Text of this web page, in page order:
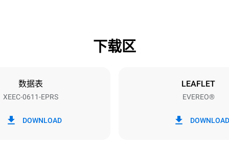
烤盘尺寸
下载区
数据表
XEEC-0611-EPRS
DOWNLOAD
LEAFLET
EVEREO®
DOWNLOAD